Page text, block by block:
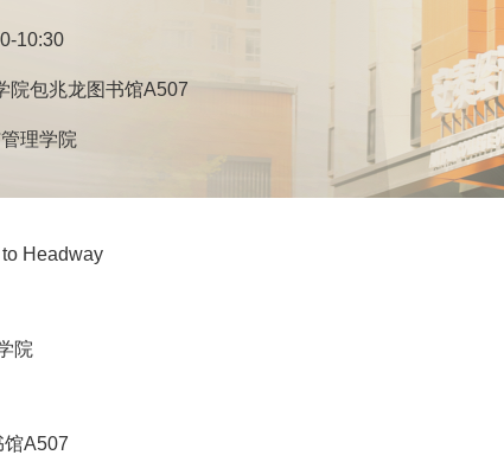
10:30
院包兆龙图书馆A507
理学院
Headway
院
馆A507